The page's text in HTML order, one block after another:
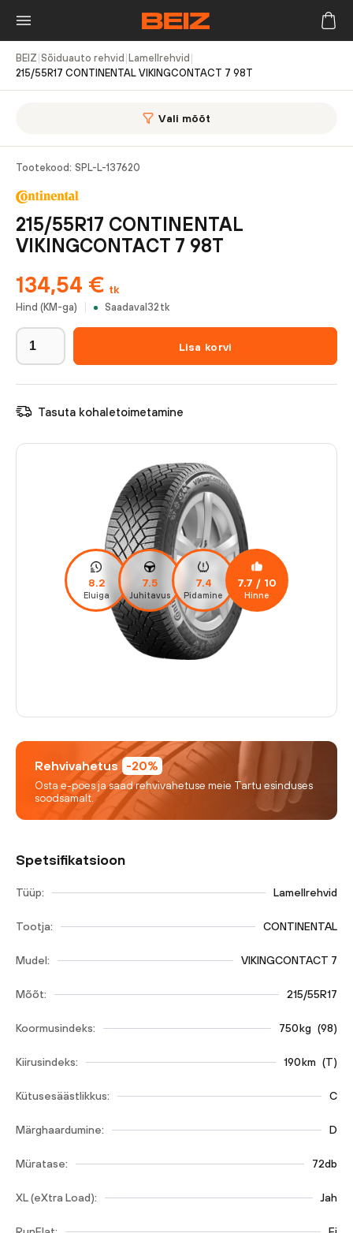
BEIZ Sõiduauto rehvid Lamellrehvid
215/55R17 CONTINENTAL VIKINGCONTACT 7 98T
Vali mõõt
8.2
Eluiga
7.5
Juhitavus
7.4
Pidamine
7.7 / 10
Hinne
Rehvivahetus -20%
Osta e-poes ja saad rehvivahetuse meie Tartu esinduses
soodsamalt.
Spetsifikatsioon
Tüüp: Lamellrehvid
Tootja: CONTINENTAL
Mudel: VIKINGCONTACT 7
Mõõt: 215/55R17
Koormusindeks: 750kg (98)
Kiirusindeks: 190km (T)
Kütusesäästlikkus: C
Märghaardumine: D
Müratase: 72db
XL (eXtra Load): Jah
Tootekood: SPL-L-137620
215/55R17 CONTINENTAL
VIKINGCONTACT 7 98T
134,54 € tk
Hind (KM-ga) Saadaval 32 tk
Lisa korvi
Tasuta kohaletoimetamine